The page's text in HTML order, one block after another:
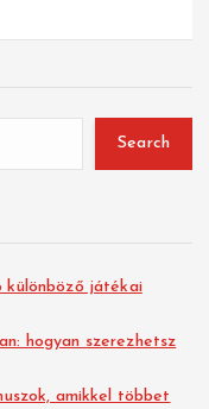
Search
különböző játékai
hogyan szerezhetsz
amikkel többet